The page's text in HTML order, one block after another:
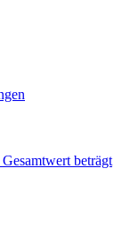
beträgt